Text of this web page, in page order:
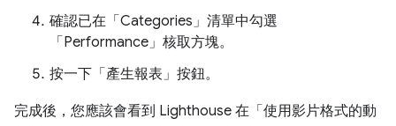
確認已在「Categories」 清單中勾選
「Performance」 核取方塊。
按一下「產生報表」 按鈕。
完成後，您應該會看到 Lighthouse 在「使用影片格式的動